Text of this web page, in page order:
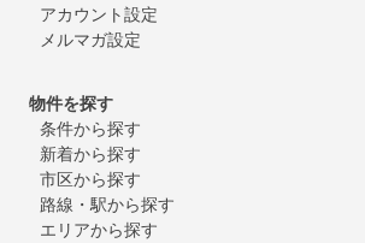
アカウント設定
メルマガ設定
物件を探す
条件から探す
新着から探す
市区から探す
路線・駅から探す
エリアから探す